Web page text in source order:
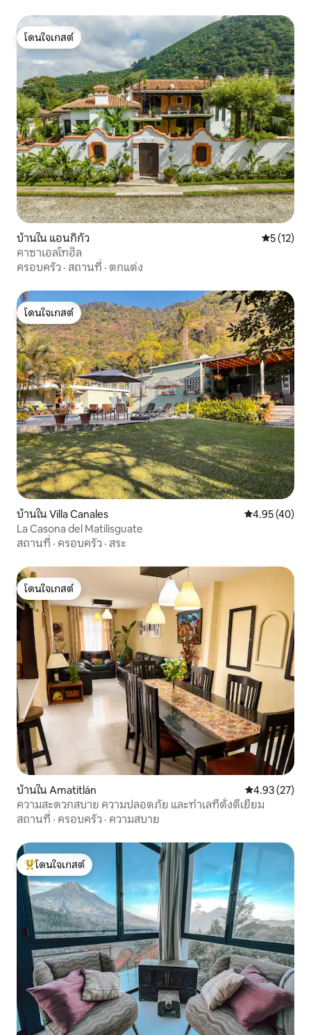
โดนใจเกสต์
โดนใจเกสต์
บ้านใน แอนกิกัว คะแนนเฉลี่
5 (12)
คาซาเอลโทฮิล
ครอบครัว · สถานที่ · ตกแต่ง
โดนใจเกสต์
โดนใจเกสต์
บ้านใน Villa Canales คะแนนเฉลี่ย
4.95 (40)
La Casona del Matilisguate
สถานที่ · ครอบครัว · สระ
โดนใจเกสต์
โดนใจเกสต์
บ้านใน Amatitlán คะแนนเฉลี่ย
4.93 (27)
ความสะดวกสบาย ความปลอดภัย และทำเลที่ตั้งดีเยี่ยม
สถานที่ · ครอบครัว · ความสบาย
โดนใจเกสต์ที่สุด
โดนใจเกสต์